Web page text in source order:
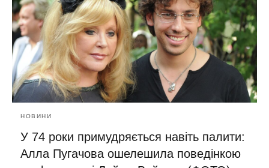
НОВИНИ
У 74 роки примудряється навіть палити:
Алла Пугачова ошелешила поведінкою